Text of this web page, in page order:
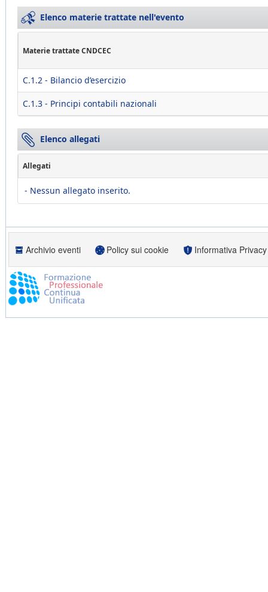
Elenco materie trattate nell'evento
Materie trattate CNDCEC
C.1.2 - Bilancio d’esercizio
C.1.3 - Principi contabili nazionali
Elenco allegati
Allegati
- Nessun allegato inserito.
Archivio eventi Policy sui cookie Informativa Privacy